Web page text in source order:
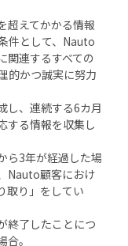
超えてかかる情報
件として、Nauto
関連するすべての
的かつ誠実に努力
し、連続する6カ月
する情報を収集し
ら3年が経過した場
Nauto顧客におけ
取り」をしてい
終了したことにつ
。